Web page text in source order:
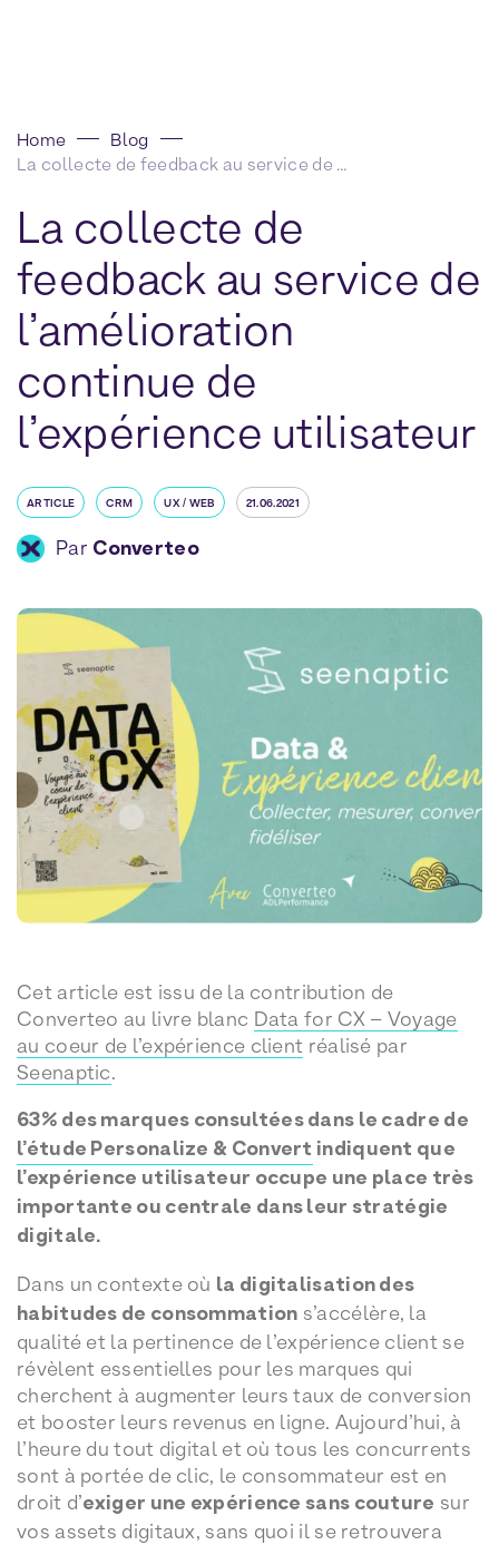
Home
Blog
La collecte de feedback au service de l’amélioration continue de l’expérience utilisateur
La collecte de
feedback au service de
l’amélioration
continue de
l’expérience utilisateur
ARTICLE CRM UX / WEB 21.06.2021
Par Converteo
Cet article est issu de la contribution de
Converteo au livre blanc Data for CX – Voyage
au coeur de l’expérience client réalisé par
Seenaptic.
63% des marques consultées dans le cadre de
l’étude Personalize & Convert indiquent que
l’expérience utilisateur occupe une place très
importante ou centrale dans leur stratégie
digitale.
Dans un contexte où la digitalisation des
habitudes de consommation s’accélère, la
qualité et la pertinence de l’expérience client se
révèlent essentielles pour les marques qui
cherchent à augmenter leurs taux de conversion
et booster leurs revenus en ligne. Aujourd’hui, à
l’heure du tout digital et où tous les concurrents
sont à portée de clic, le consommateur est en
droit d’exiger une expérience sans couture sur
vos assets digitaux, sans quoi il se retrouvera